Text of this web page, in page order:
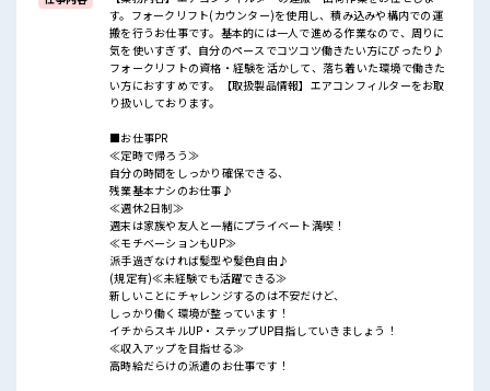
す。フォークリフト(カウンター)を使用し、積み込みや構内での運
搬を行うお仕事です。基本的には一人で進める作業なので、周りに
気を使いすぎず、自分のペースでコツコツ働きたい方にぴったり♪
フォークリフトの資格・経験を活かして、落ち着いた環境で働きた
い方におすすめです。【取扱製品情報】エアコンフィルターをお取
り扱いしております。
■お仕事PR
≪定時で帰ろう≫
自分の時間をしっかり確保できる、
残業基本ナシのお仕事♪
≪週休2日制≫
週末は家族や友人と一緒にプライベート満喫！
≪モチベーションもUP≫
派手過ぎなければ髪型や髪色自由♪
(規定有)≪未経験でも活躍できる≫
新しいことにチャレンジするのは不安だけど、
しっかり働く環境が整っています！
イチからスキルUP・ステップUP目指していきましょう！
≪収入アップを目指せる≫
高時給だらけの派遣のお仕事です！